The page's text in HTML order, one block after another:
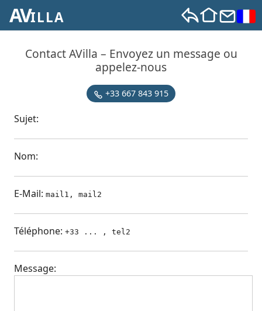
AVILLA
Contact AVilla – Envoyez un message ou
appelez-nous
+33 667 843 915
Sujet:
Nom:
E-Mail: mail1, mail2
Téléphone: +33 ... , tel2
Message:
X